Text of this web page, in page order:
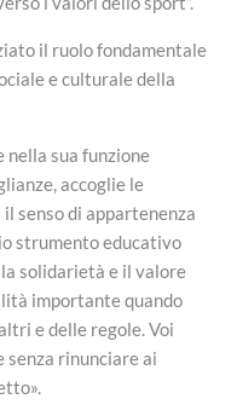
il ruolo fondamentale
e culturale della
nella sua funzione
accoglie le
senso di appartenenza
strumento educativo
solidarietà e il valore
importante quando
e delle regole. Voi
senza rinunciare ai